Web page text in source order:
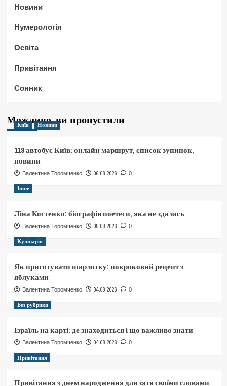
Новини
Нумерологія
Освіта
Привітання
Сонник
Можливо, ви пропустили
Київ Новини
119 автобус Київ: онлайн маршрут, список зупинок,
новини
Валентина Торомченко 06.08.2026 0
Інше
Ліна Костенко: біографія поетеси, яка не здалась
Валентина Торомченко 05.08.2026 0
Кулінарія
Як приготувати шарлотку: покроковий рецепт з
яблуками
Валентина Торомченко 04.08.2026 0
Без рубрики
Ізраїль на карті: де знаходиться і що важливо знати
Валентина Торомченко 04.08.2026 0
Привітання
Привітання з днем народження для зятя своїми словами